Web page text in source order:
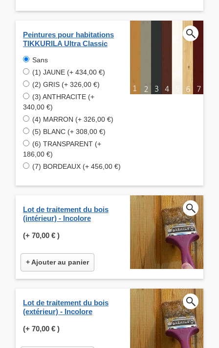
Peintures pour habitations
TIKKURILA Ultra Classic
Sans
(1) JAUNE (+ 434,00 €)
(2) GRIS (+ 326,00 €)
(3) ANTHRACITE (+
340,00 €)
(4) MARRON (+ 326,00 €)
(5) BLANC (+ 308,00 €)
(6) TRANSPARENT (+
186,00 €)
(7) BORDEAUX (+ 456,00 €)
Lot de traitement du bois
(intérieur) - Incolore
(+ 70,00 € )
+ Ajouter au panier
Lot de traitement du bois
(extérieur) - Incolore
(+ 70,00 € )